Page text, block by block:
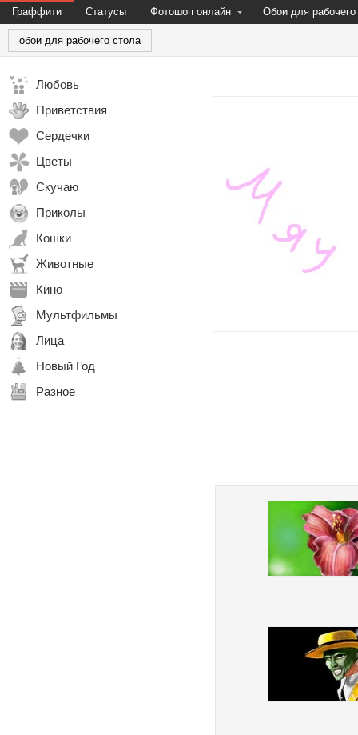
Граффити Статусы Фотошоп онлайн Обои для рабочего
обои для рабочего стола
Любовь
Приветствия
Сердечки
Цветы
Скучаю
Приколы
Кошки
Животные
Кино
Мультфильмы
Лица
Новый Год
Разное